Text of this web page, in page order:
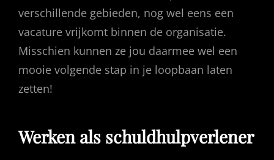
verschillende gebieden, nog wel eens een
vacature vrijkomt binnen de organisatie.
Misschien kunnen ze jou daarmee wel een
mooie volgende stap in je loopbaan laten
zetten!
Werken als schuldhulpverlener